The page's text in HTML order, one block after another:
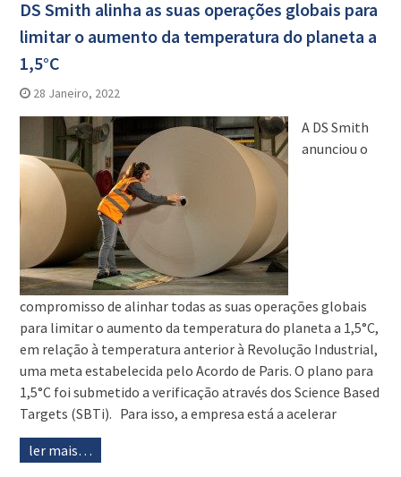
DS Smith alinha as suas operações globais para
limitar o aumento da temperatura do planeta a
1,5°C
28 Janeiro, 2022
A DS Smith
anunciou o
compromisso de alinhar todas as suas operações globais
para limitar o aumento da temperatura do planeta a 1,5°C,
em relação à temperatura anterior à Revolução Industrial,
uma meta estabelecida pelo Acordo de Paris. O plano para
1,5°C foi submetido a verificação através dos Science Based
Targets (SBTi). Para isso, a empresa está a acelerar
ler mais…